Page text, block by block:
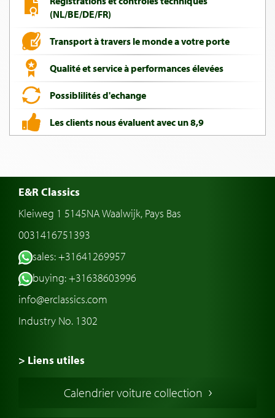
(NL/BE/DE/FR)
Transport à travers le monde a votre porte
Qualité et service à performances élevées
Possiblilités d'echange
Les clients nous évaluent avec un 8,9
E&R Classics
Kleiweg 1 5145NA Waalwijk, Pays Bas
0031416751393
sales: +31641269957
buying: +31638603996
info@erclassics.com
Industry No. 1302
> Liens utiles
Voiture Collection Europe
Calendrier voiture collection